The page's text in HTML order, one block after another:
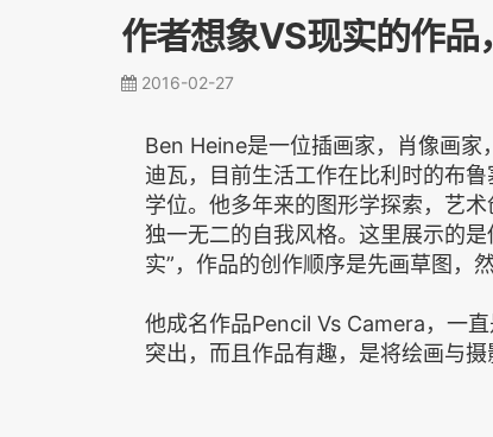
作者想象VS现实的作品
2016-02-27
Ben Heine是一位插画家，肖像画
迪瓦，目前生活工作在比利时的布
学位。他多年来的图形学探索，艺
独一无二的自我风格。这里展示的
实”，作品的创作顺序是先画草图，
他成名作品Pencil Vs Camera，一
突出，而且作品有趣，是将绘画与摄